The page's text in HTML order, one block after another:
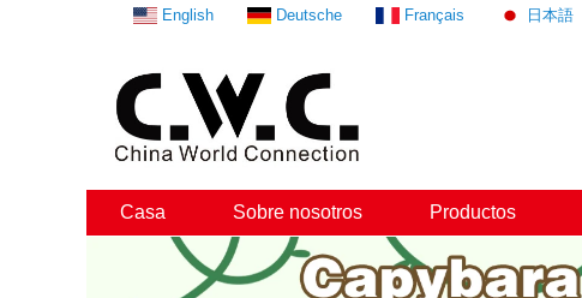
English Deutsche Français 日本語
Casa Sobre nosotros Productos